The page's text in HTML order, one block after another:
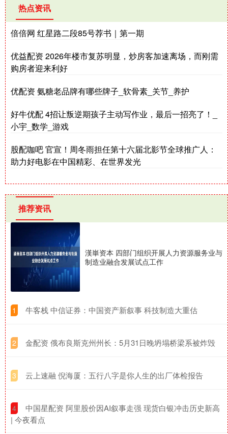
热点资讯
倍倍网 红星路二段85号荐书｜第一期
优益配资 2026年楼市复苏明显，炒房客加速离场，而刚需
购房者迎来利好
优配资 氨糖老品牌有哪些牌子_软骨素_关节_养护
好牛优配 4招让叛逆期孩子主动写作业，最后一招亮了！_
小宇_数学_游戏
股配咖吧 官宣！周冬雨担任第十六届北影节全球推广人：
助力好电影在中国精彩、在世界发光
推荐资讯
漢崋资本 四部门组织开展人力资源服务业与
制造业融合发展试点工作
1 ​牛客栈 中信证券：中国资产新叙事 科技制造大重估
2 ​金配资 俄布良斯克州州长：5月31日晚坍塌桥梁系被炸毁
3 ​云上速融 倪海厦：五行八字是你人生的出厂体检报告
4
​中国星配资 阿里股价因AI叙事走强 现货白银冲击历史新高
| 今夜看点